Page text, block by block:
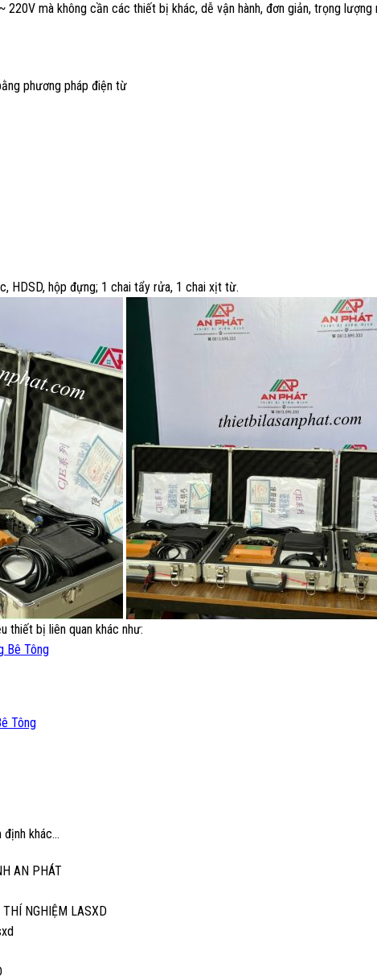
mà không cần các thiết bị khác, dễ vận hành, đơn giản, trọng
phương pháp điện từ
HDSD, hộp đựng; 1 chai tẩy rửa, 1 chai xịt từ.
thiết bị liên quan khác như:
Bê Tông
Tông
định khác…
AN PHÁT
NGHIỆM LASXD